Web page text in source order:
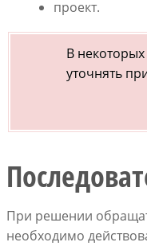
проект.
В
уточнять
При решении
необходимо